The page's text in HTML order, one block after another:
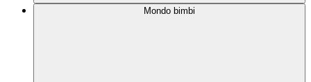
Mondo bimbi